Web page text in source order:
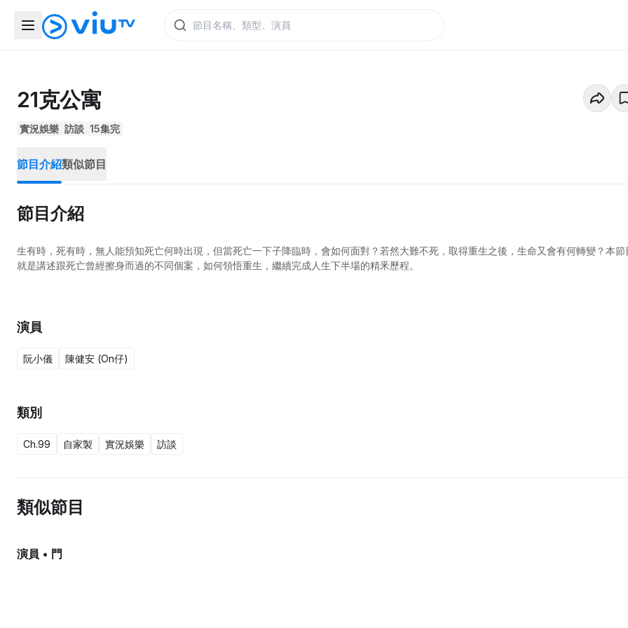
21克公寓
實況娛樂 訪談 15集完
節目介紹類似節目
節目介紹
生有時，死有時，無人能預知死亡何時出現，但當死亡一下子降臨時，會如何面對？若然大難不死，取得重生之後，生命又會有何轉變？本節
就是講述跟死亡曾經擦身而過的不同個案，如何領悟重生，繼續完成人生下半場的精釆歷程。
演員
阮小儀 陳健安 (On仔)
類別
Ch.99 自家製 實況娛樂 訪談
類似節目
演員 • 門